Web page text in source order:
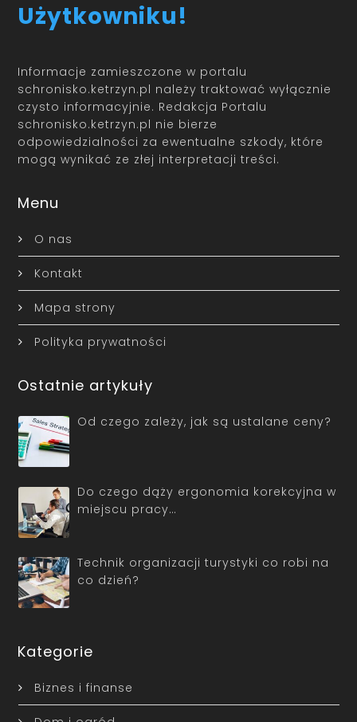
Użytkowniku!
Informacje zamieszczone w portalu
schronisko.ketrzyn.pl należy traktować wyłącznie
czysto informacyjnie. Redakcja Portalu
schronisko.ketrzyn.pl nie bierze
odpowiedzialności za ewentualne szkody, które
mogą wynikać ze złej interpretacji treści.
Menu
O nas
Kontakt
Mapa strony
Polityka prywatności
Ostatnie artykuły
Od czego zależy, jak są ustalane ceny?
Do czego dąży ergonomia korekcyjna w
miejscu pracy…
Technik organizacji turystyki co robi na
co dzień?
Kategorie
Biznes i finanse